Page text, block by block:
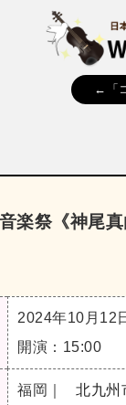
←「
楽祭《神尾
2024年10月12
開演：15:00
福岡｜ 北九州